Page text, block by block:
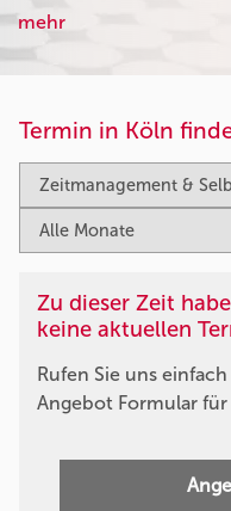
mehr
Termin in Köln
Zu dieser Zeit
keine aktuellen
Rufen Sie uns
Angebot Formular